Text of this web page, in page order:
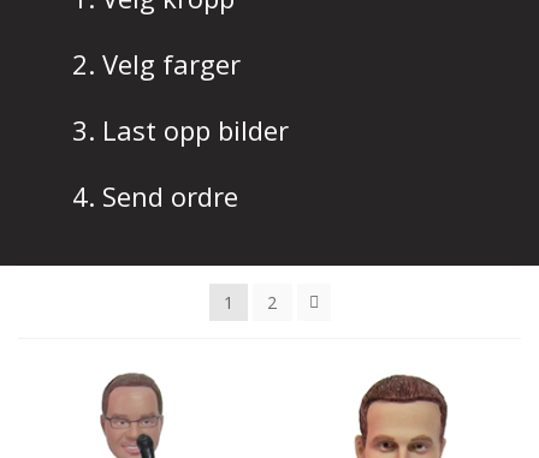
Velg farger
Last opp bilder
Send ordre
1 2